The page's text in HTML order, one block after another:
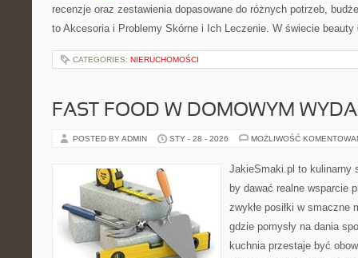
recenzje oraz zestawienia dopasowane do różnych potrzeb,
to Akcesoria i Problemy Skórne i Ich Leczenie. W świecie
CATEGORIES: NIERUCHOMOŚCI
FAST FOOD W DOMOWYM
POSTED BY ADMIN STY - 28 - 2026 MOŻLIWOŚĆ
JakieSmaki.pl to kulinarny
by dawać realne wsparcie
zwykłe posiłki w smaczne
gdzie pomysły na dania
kuchnia przestaje być